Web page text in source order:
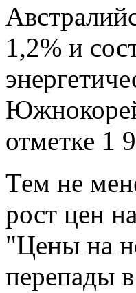
1,2% и
отметке 1
Тем не
рост цен
"Цены на
перепады